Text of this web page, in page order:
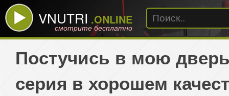
VNUTRI .ONLINE
смотрите бесплатно
Постучись в мою
серия в хорошем